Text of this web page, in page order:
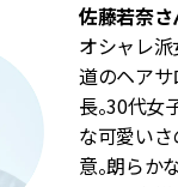
佐藤若奈さ
オシャレ
道のヘアサ
長。30代女
な可愛い
意。朗らか